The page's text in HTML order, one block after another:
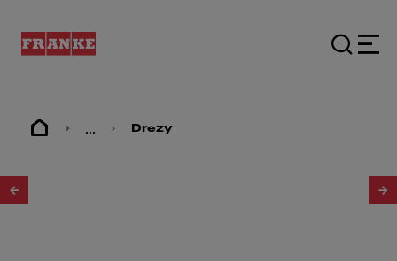
... Drezy